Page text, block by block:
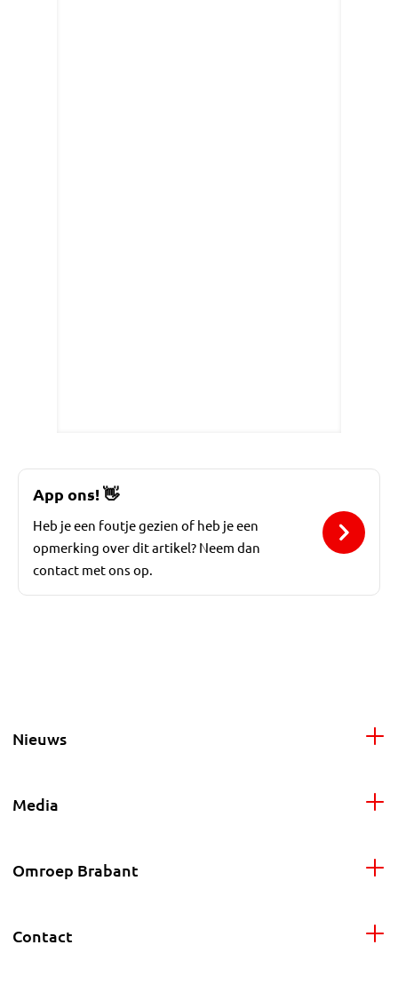
App ons!👋
Heb je een foutje gezien of heb je een
opmerking over dit artikel? Neem dan
contact met ons op.
Nieuws
Media
Omroep Brabant
Contact